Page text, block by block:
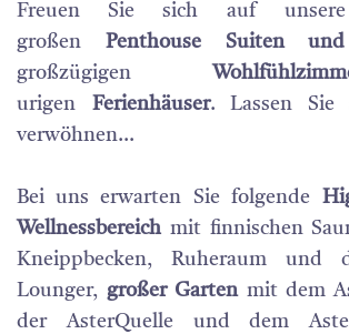
Freuen Sie sich auf unsere
großenPenthouse Suiten
großzügigen
urigen Ferienhäuser. Lassen Sie
verwöhnen…
Bei uns erwarten Sie folgende
Wellnessbereich mit finnischen
Kneippbecken, Ruheraum und
Lounger, großer Gartenmit dem
der AsterQuelle und dem